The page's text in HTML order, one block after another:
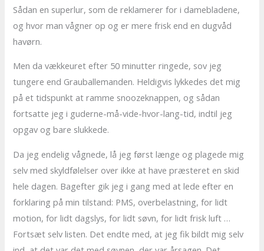
Sådan en superlur, som de reklamerer for i damebladene,
og hvor man vågner op og er mere frisk end en dugvåd
havørn.
Men da vækkeuret efter 50 minutter ringede, sov jeg
tungere end Grauballemanden. Heldigvis lykkedes det mig
på et tidspunkt at ramme snoozeknappen, og sådan
fortsatte jeg i guderne-må-vide-hvor-lang-tid, indtil jeg
opgav og bare slukkede.
Da jeg endelig vågnede, lå jeg først længe og plagede mig
selv med skyldfølelser over ikke at have præsteret en skid
hele dagen. Bagefter gik jeg i gang med at lede efter en
forklaring på min tilstand: PMS, overbelastning, for lidt
motion, for lidt dagslys, for lidt søvn, for lidt frisk luft …
Fortsæt selv listen. Det endte med, at jeg fik bildt mig selv